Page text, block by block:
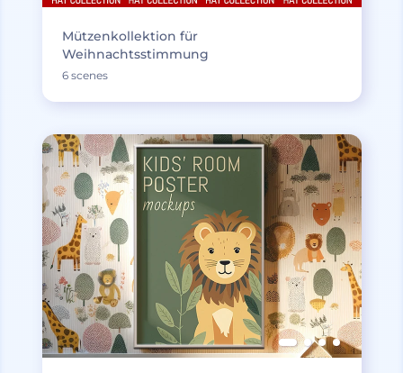
Mützenkollektion für
Weihnachtsstimmung
6 scenes